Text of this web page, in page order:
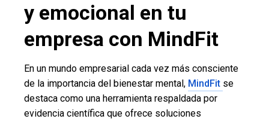
y emocional en tu
empresa con MindFit
En un mundo empresarial cada vez más consciente
de la importancia del bienestar mental, MindFit se
destaca como una herramienta respaldada por
evidencia científica que ofrece soluciones